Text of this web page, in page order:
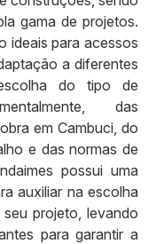
gama de projetos.
ideais para acessos
a diferentes
do tipo de
das
em Cambuci, do
e das normas de
possui uma
auxiliar na escolha
projeto, levando
para garantir a